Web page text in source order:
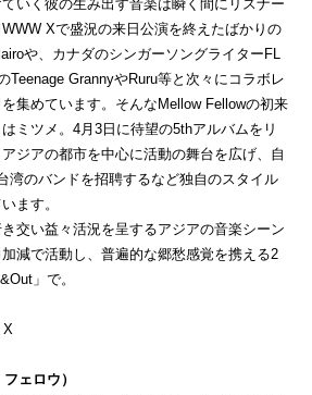
いく彼の生み出す音楽は瞬く間にリスナー
Xで盛況の来日公演を終えたばかりの
や、カナダのシンガーソングライターFL
Teenage GrannyやRuru等と次々にコラボレ
集めています。そんなMellow Fellowの初来
ミツメ。4月3日に待望の5thアルバムをリ
ジアの都市を中心に活動の舞台を広げ、自
湾のバンドを招聘するなど独自のスタイル
ます。
交い益々活況を呈するアジアの音楽シーン
減で活動し、普遍的な郷愁感覚を携える2
」で。
X
フェロウ）